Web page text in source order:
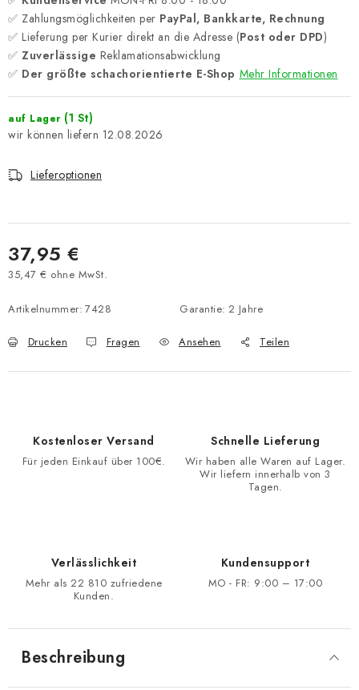
✅ Zahlungsmöglichkeiten per PayPal, Bankkarte, Rechnung
✅ Lieferung per Kurier direkt an die Adresse (Post oder DPD)
✅ Zuverlässige Reklamationsabwicklung
✅ Der größte schachorientierte E-Shop Mehr Informationen
auf Lager (1 St)
12.08.2026
Lieferoptionen
37,95 €
35,47 € ohne MwSt.
Artikelnummer: 7428 Garantie: 2 Jahre
Drucken Fragen Ansehen Teilen
Kostenloser Versand
Für jeden Einkauf über 100€.
Schnelle Lieferung
Wir haben alle Waren auf Lager.
Wir liefern innerhalb von 3
Tagen.
Verlässlichkeit
Mehr als 22 810 zufriedene
Kunden.
Kundensupport
MO - FR: 9:00 – 17:00
Beschreibung